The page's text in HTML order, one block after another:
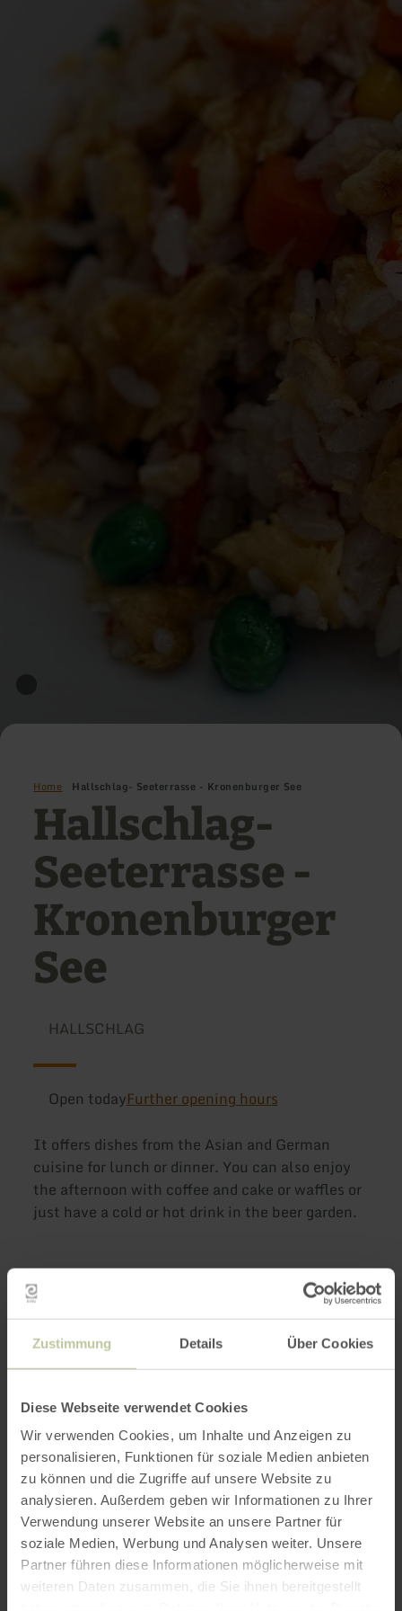
Zustimmung Details Über Cookies
Diese Webseite verwendet Cookies
Wir verwenden Cookies, um Inhalte und Anzeigen zu
personalisieren, Funktionen für soziale Medien anbieten
zu können und die Zugriffe auf unsere Website zu
analysieren. Außerdem geben wir Informationen zu Ihrer
Verwendung unserer Website an unsere Partner für
soziale Medien, Werbung und Analysen weiter. Unsere
Partner führen diese Informationen möglicherweise mit
weiteren Daten zusammen, die Sie ihnen bereitgestellt
Home Hallschlag- Seeterrasse - Kronenburger See
Hallschlag-
Seeterrasse -
Kronenburger
See
HALLSCHLAG
Open todayFurther opening hours
It offers dishes from the Asian and German
cuisine for lunch or dinner. You can also enjoy
the afternoon with coffee and cake or waffles or
just have a cold or hot drink in the beer garden.
Further
information
Opening hours
Features / Special features
Categories
Seating capacity